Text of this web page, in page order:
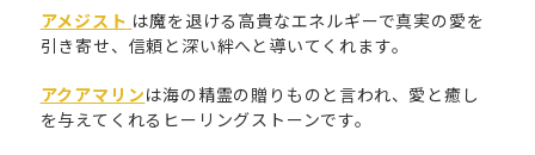
アメジスト は魔を退ける高貴なエネルギーで真実の愛を
引き寄せ、信頼と深い絆へと導いてくれます。
アクアマリンは海の精霊の贈りものと言われ、愛と癒し
を与えてくれるヒーリングストーンです。